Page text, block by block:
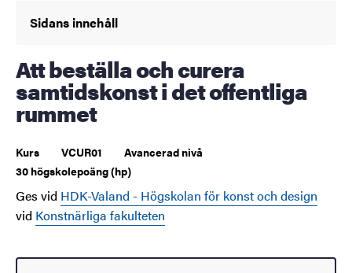
Sidans innehåll
Att beställa och curera
samtidskonst i det offentliga
rummet
Kurs VCUR01
Avancerad nivå
30 högskolepoäng (hp)
Ges vid HDK-Valand - Högskolan för konst och design
vid Konstnärliga fakulteten